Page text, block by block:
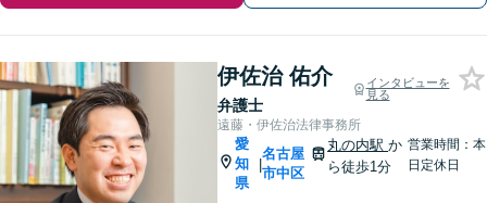
伊佐治 佑介
弁護士
インタビューを
見る
遠藤・伊佐治法律事務所
愛
知
県
|
名古屋
市中区
丸の内駅か
ら徒歩1分
営業時間：本
日定休日